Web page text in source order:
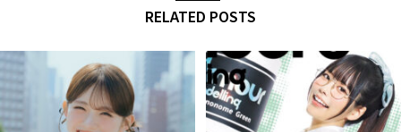
RELATED POSTS